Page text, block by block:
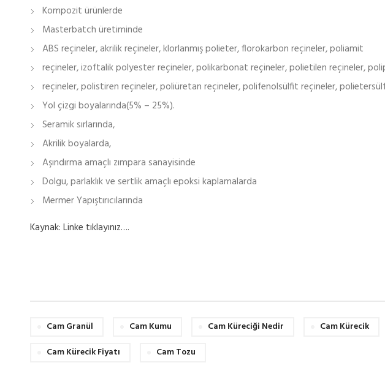
Kompozit ürünlerde
Masterbatch üretiminde
ABS reçineler, akrilik reçineler, klorlanmış polieter, florokarbon reçineler, poliamit
reçineler, izoftalik polyester reçineler, polikarbonat reçineler, polietilen reçineler,
reçineler, polistiren reçineler, poliüretan reçineler, polifenolsülfit reçineler,
Yol çizgi boyalarında(5% – 25%).
Seramik sırlarında,
Akrilik boyalarda,
Aşındırma amaçlı zımpara sanayisinde
Dolgu, parlaklık ve sertlik amaçlı epoksi kaplamalarda
Mermer Yapıştırıcılarında
Kaynak: Linke tıklayınız….
Cam Granül Cam Kumu Cam Küreciği Nedir
Cam Kürecik
Cam Kürecik Fiyatı
Cam Tozu